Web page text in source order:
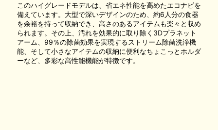
このハイグレードモデルは、省エネ性能を高めたエコナビを
備えています。大型で深いデザインのため、約6人分の食器
を余裕を持って収納でき、高さのあるアイテムも楽々と収め
られます。その上、汚れを効果的に取り除く3Dプラネット
アーム、99％の除菌効果を実現するストリーム除菌洗浄機
能、そして小さなアイテムの収納に便利なちょこっとホルダ
ーなど、多彩な高性能機能が特徴です。